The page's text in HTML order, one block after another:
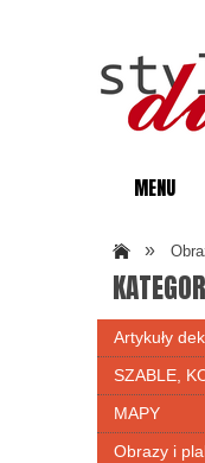
MENU
»
Artykuły
SZABLE,
MAPY
Obrazy i